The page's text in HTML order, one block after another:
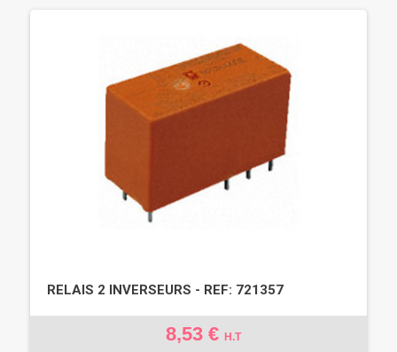
RELAIS 2 INVERSEURS - REF: 721357
8,53 € H.T